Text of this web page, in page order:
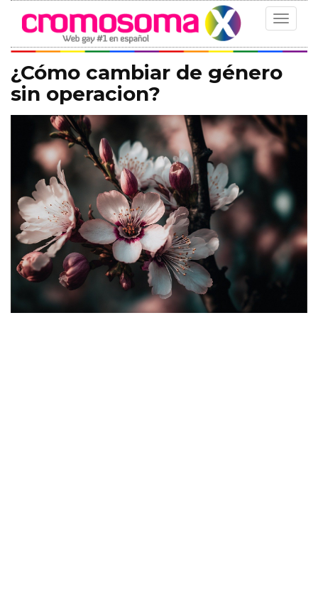
Toggle
¿Cómo cambiar de género
sin operacion?